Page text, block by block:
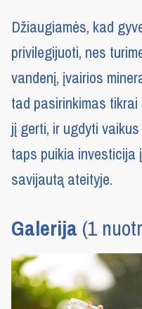
Džiaugiamės, kad
privilegijuoti, nes
vandenį, įvairios
tad pasirinkimas
jį gerti, ir ugdyti
taps puikia
savijautą ateityje.
Galerija(1